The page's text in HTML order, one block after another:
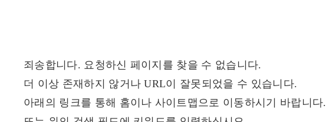
죄송합니다. 요청하신 페이지를 찾을 수 없습니다.
더 이상 존재하지 않거나 URL이 잘못되었을 수 있습니다.
아래의 링크를 통해 홈이나 사이트맵으로 이동하시기 바랍니다.